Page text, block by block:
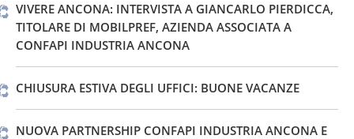
VIVERE ANCONA: INTERVISTA A GIANCARLO PIERDICCA,
TITOLARE DI MOBILPREF, AZIENDA ASSOCIATA A
CONFAPI INDUSTRIA ANCONA
CHIUSURA ESTIVA DEGLI UFFICI: BUONE VACANZE
NUOVA PARTNERSHIP CONFAPI INDUSTRIA ANCONA E